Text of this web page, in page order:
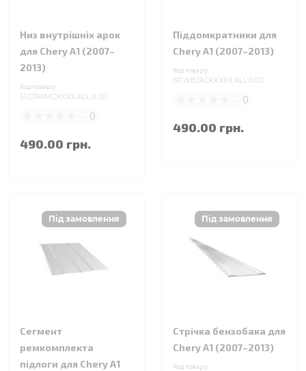
Низ внутрішніх арок
для Chery A1 (2007–
2013)
Код товару:
51.CRKIMOXXXX.ALL.0.00
0
490.00 грн.
Піддомкратники для
Chery A1 (2007–2013)
Код товару:
60.WBJACKXXXX.ALL.0.00
0
490.00 грн.
Сегмент
ремкомплекта
підлоги для Chery A1
Стрічка бензобака для
Chery A1 (2007–2013)
Код товару: